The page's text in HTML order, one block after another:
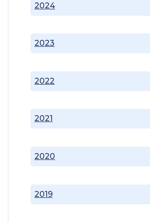
2019
2020
2021
2022
2023
2024